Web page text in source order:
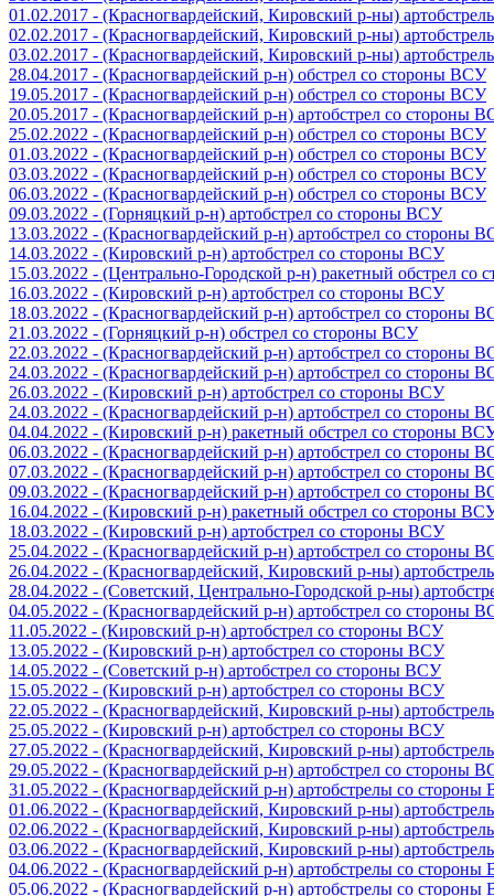
01.02.2017 - (Красногвардейский, Кировский р-ны)
02.02.2017 - (Красногвардейский, Кировский р-ны)
03.02.2017 - (Красногвардейский, Кировский р-ны)
28.04.2017 - (Красногвардейский р-н) обстрел со стороны ВСУ
19.05.2017 - (Красногвардейский р-н) обстрел со стороны ВСУ
20.05.2017 - (Красногвардейский р-н) артобстрел со стороны
25.02.2022 - (Красногвардейский р-н) обстрел со стороны ВСУ
01.03.2022 - (Красногвардейский р-н) обстрел со стороны ВСУ
03.03.2022 - (Красногвардейский р-н) обстрел со стороны ВСУ
06.03.2022 - (Красногвардейский р-н) обстрел со стороны ВСУ
09.03.2022 - (Горняцкий р-н) артобстрел со стороны ВСУ
13.03.2022 - (Красногвардейский р-н) артобстрел со стороны
14.03.2022 - (Кировский р-н) артобстрел со стороны ВСУ
15.03.2022 - (Центрально-Городской р-н) ракетный обстрел со
16.03.2022 - (Кировский р-н) артобстрел со стороны ВСУ
18.03.2022 - (Красногвардейский р-н) артобстрел со стороны
21.03.2022 - (Горняцкий р-н) обстрел со стороны ВСУ
22.03.2022 - (Красногвардейский р-н) артобстрел со стороны
24.03.2022 - (Красногвардейский р-н) артобстрел со стороны
26.03.2022 - (Кировский р-н) артобстрел со стороны ВСУ
24.03.2022 - (Красногвардейский р-н) артобстрел со стороны
04.04.2022 - (Кировский р-н) ракетный обстрел со стороны
06.03.2022 - (Красногвардейский р-н) артобстрел со стороны
07.03.2022 - (Красногвардейский р-н) артобстрел со стороны
09.03.2022 - (Красногвардейский р-н) артобстрел со стороны
16.04.2022 - (Кировский р-н) ракетный обстрел со стороны
18.03.2022 - (Кировский р-н) артобстрел со стороны ВСУ
25.04.2022 - (Красногвардейский р-н) артобстрел со стороны
26.04.2022 - (Красногвардейский, Кировский р-ны)
28.04.2022 - (Советский, Центрально-Городской р-ны)
04.05.2022 - (Красногвардейский р-н) артобстрел со стороны
11.05.2022 - (Кировский р-н) артобстрел со стороны ВСУ
13.05.2022 - (Кировский р-н) артобстрел со стороны ВСУ
14.05.2022 - (Советский р-н) артобстрел со стороны ВСУ
15.05.2022 - (Кировский р-н) артобстрел со стороны ВСУ
22.05.2022 - (Красногвардейский, Кировский р-ны)
25.05.2022 - (Кировский р-н) артобстрел со стороны ВСУ
27.05.2022 - (Красногвардейский, Кировский р-ны)
29.05.2022 - (Красногвардейский р-н) артобстрел со стороны
31.05.2022 - (Красногвардейский р-н) артобстрелы со
01.06.2022 - (Красногвардейский, Кировский р-ны)
02.06.2022 - (Красногвардейский, Кировский р-ны)
03.06.2022 - (Красногвардейский, Кировский р-ны)
04.06.2022 - (Красногвардейский р-н) артобстрелы со
05.06.2022 - (Красногвардейский р-н) артобстрелы со